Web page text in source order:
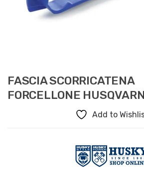
FASCIA SCORRICATENA
FORCELLONE
Add to